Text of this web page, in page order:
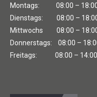
Montags: 08:00 –
Dienstags: 08:00 –
Mittwochs 08:00 –
Donnerstags: 08:00 –
Freitags: 08:00 – 14:00